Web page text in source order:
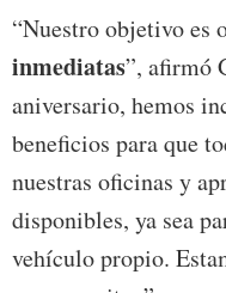
“Nuestro objetivo es
inmediatas”, afirmó
aniversario, hemos
beneficios para que
nuestras oficinas y
disponibles, ya sea
vehículo propio.